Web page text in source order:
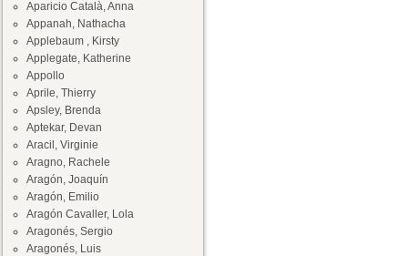
Aparicio Català, Anna
Appanah, Nathacha
Applebaum , Kirsty
Applegate, Katherine
Appollo
Aprile, Thierry
Apsley, Brenda
Aptekar, Devan
Aracil, Virginie
Aragno, Rachele
Aragón, Joaquín
Aragón, Emilio
Aragón Cavaller, Lola
Aragonés, Sergio
Aragonés, Luis